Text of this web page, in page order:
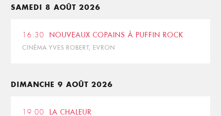
SAMEDI 8 AOÛT 2026
16:30 NOUVEAUX COPAINS À PUFFIN ROCK
CINÉMA YVES ROBERT, EVRON
DIMANCHE 9 AOÛT 2026
19:00 LA CHALEUR